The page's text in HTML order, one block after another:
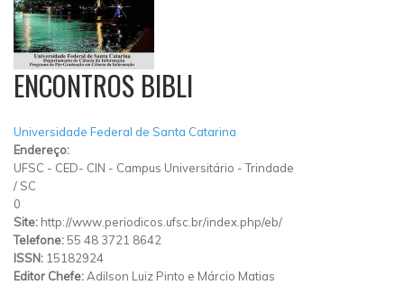
ENCONTROS BIBLI
Universidade Federal de Santa Catarina
Endereço:
UFSC - CED- CIN - Campus Universitário - Trindade
/ SC
0
Site: http://www.periodicos.ufsc.br/index.php/eb/
Telefone:55 48 3721 8642
ISSN: 15182924
Editor Chefe:Adilson Luiz Pinto e Márcio Matias